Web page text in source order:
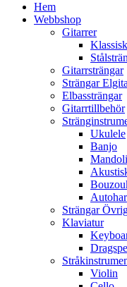
Hem
Webbshop
Gitarrer
Gitarrsträngar
Strängar
Elbassträngar
Gitarrtillbehör
Ukulele
Banjo
Strängar
Klaviatur
Violin